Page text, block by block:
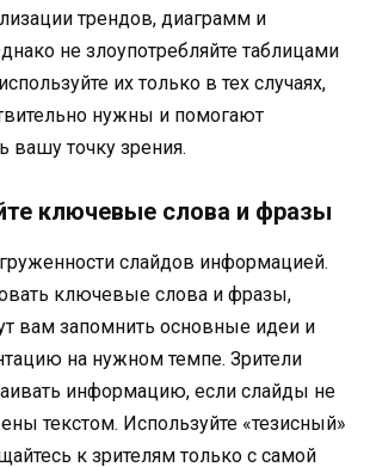
трендов, диаграмм и
не злоупотребляйте таблицами
их только в тех случаях,
нужны и помогают
вашу точку зрения.
ключевые слова и фразы
слайдов информацией.
ключевые слова и фразы,
вам запомнить основные идеи и
на нужном темпе. Зрители
информацию, если слайды не
текстом. Используйте «тезисный»
к зрителям только с самой